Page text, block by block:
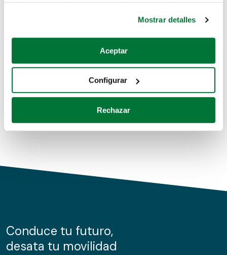
Si lo permite, también quisiéramos:
Recopilar información sobre su ubicación geográfica
Identificar su dispositivo analizándolo activamente
para buscar características específicas (huellas
Obtenga más información sobre cómo se procesan sus
de cookies.
información sobre el uso que haga del sitio web con
nuestros partners de redes sociales, publicidad y análisis
Mostrar detalles
Aceptar
Configurar
Rechazar
Coches de segunda mano
Coches de km0
Conduce tu futuro,
desata tu movilidad